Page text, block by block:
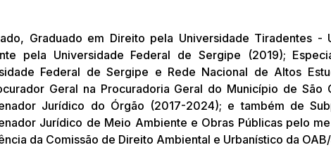
Graduado em Direito pela Universidade Tiradentes
pela Universidade Federal de Sergipe (2019);
Federal de Sergipe e Rede Nacional de Altos
Geral na Procuradoria Geral do Município de
Jurídico do Órgão (2017-2024); e também de
Jurídico de Meio Ambiente e Obras Públicas pelo
da Comissão de Direito Ambiental e Urbanístico da